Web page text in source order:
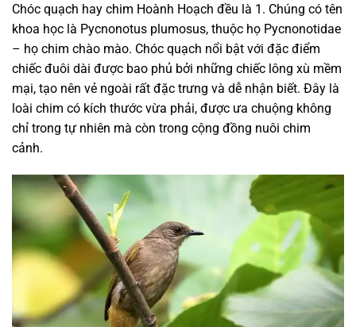
Chóc quạch hay chim Hoành Hoạch đều là 1. Chúng có tên
khoa học là Pycnonotus plumosus, thuộc họ Pycnonotidae
– họ chim chào mào. Chóc quạch nổi bật với đặc điểm
chiếc đuôi dài được bao phủ bởi những chiếc lông xù mềm
mại, tạo nên vẻ ngoài rất đặc trưng và dễ nhận biết. Đây là
loài chim có kích thước vừa phải, được ưa chuộng không
chỉ trong tự nhiên mà còn trong cộng đồng nuôi chim
cảnh.